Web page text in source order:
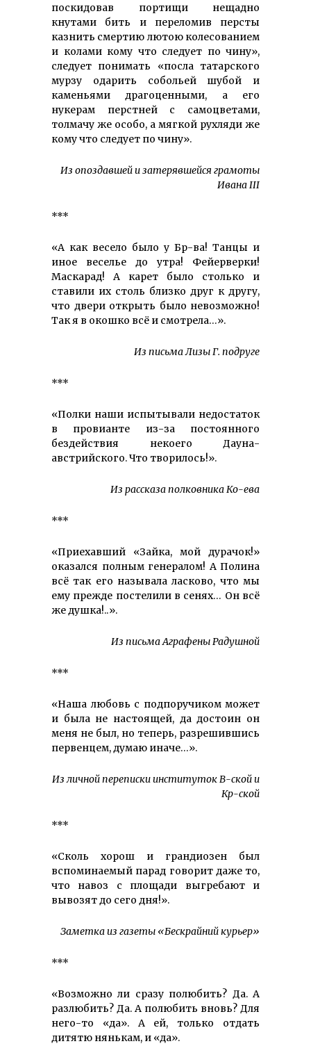
поскидовав портищи нещадно
кнутами бить и переломив персты
казнить смертию лютою колесованием
и колами кому что следует по чину»,
следует понимать «посла татарского
мурзу одарить собольей шубой и
каменьями драгоценными, а его
нукерам перстней с самоцветами,
толмачу же особо, а мягкой рухляди же
кому что следует по чину».
Из опоздавшей и затерявшейся грамоты
Ивана III
***
«А как весело было у Бр-ва! Танцы и
иное веселье до утра! Фейерверки!
Маскарад! А карет было столько и
ставили их столь близко друг к другу,
что двери открыть было невозможно!
Так я в окошко всё и смотрела…».
Из письма Лизы Г. подруге
***
«Полки наши испытывали недостаток
в провианте из-за постоянного
бездействия некоего Дауна-
австрийского. Что творилось!».
Из рассказа полковника Ко-ева
***
«Приехавший «Зайка, мой дурачок!»
оказался полным генералом! А Полина
всё так его называла ласково, что мы
ему прежде постелили в сенях… Он всё
же душка!..».
Из письма Аграфены Радушной
***
«Наша любовь с подпоручиком может
и была не настоящей, да достоин он
меня не был, но теперь, разрешившись
первенцем, думаю иначе…».
Из личной переписки институток В-ской и
Кр-ской
***
«Сколь хорош и грандиозен был
вспоминаемый парад говорит даже то,
что навоз с площади выгребают и
вывозят до сего дня!».
Заметка из газеты «Бескрайний курьер»
***
«Возможно ли сразу полюбить? Да. А
разлюбить? Да. А полюбить вновь? Для
него-то «да». А ей, только отдать
дитятю нянькам, и «да».